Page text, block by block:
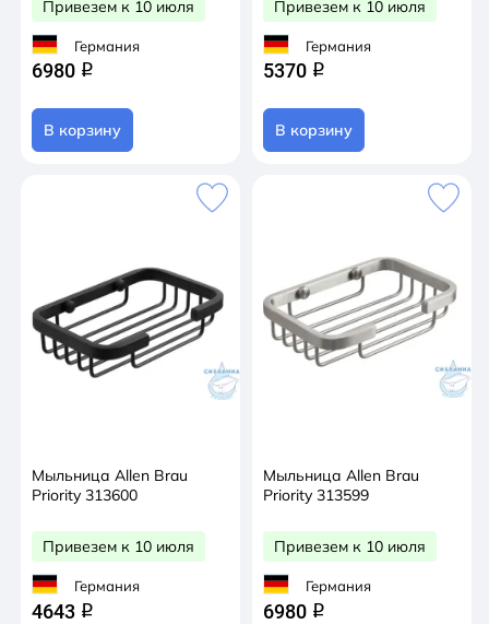
Привезем к 10 июля
Германия
6980 q
В корзину
Привезем к 10 июля
Германия
5370 q
В корзину
Мыльница Allen Brau
Priority 313600
Привезем к 10 июля
Германия
4643 q
Мыльница Allen Brau
Priority 313599
Привезем к 10 июля
Германия
6980 q